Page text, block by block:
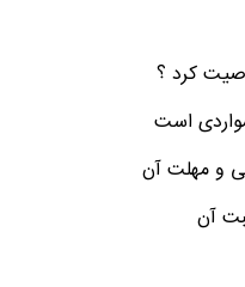
کرد ؟
است
و مهلت آن
آن